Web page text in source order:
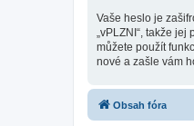
Vaše heslo je
„vPLZNI“, takže
můžete použít
nové a zašle vám
Obsah fóra